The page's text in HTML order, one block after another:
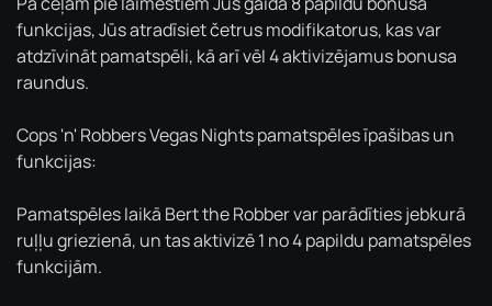
funkcijas, Jūs atradīsiet četrus modifikatorus, kas var
atdzīvināt pamatspēli, kā arī vēl 4 aktivizējamus bonusa
raundus.
Cops 'n' Robbers Vegas Nights pamatspēles īpašibas un
funkcijas:
Pamatspēles laikā Bert the Robber var parādīties jebkurā
ruļļu griezienā, un tas aktivizē 1 no 4 papildu pamatspēles
funkcijām.